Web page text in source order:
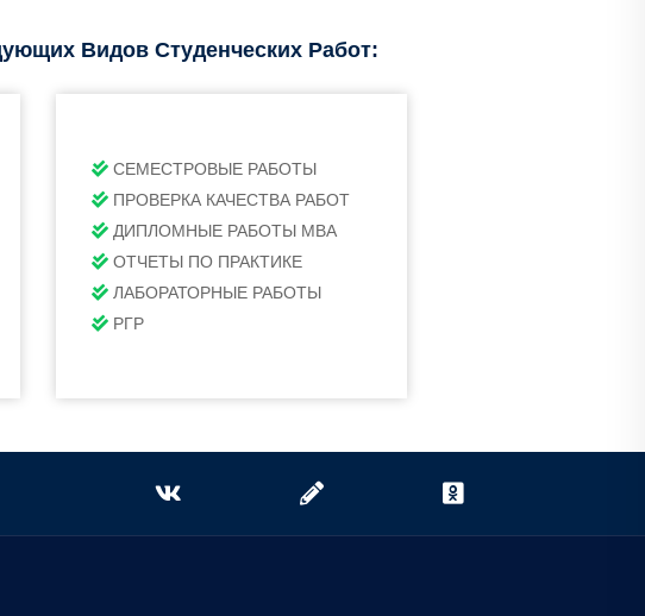
Видов Студенческих Работ:
СЕМЕСТРОВЫЕ РАБОТЫ
ПРОВЕРКА КАЧЕСТВА РАБОТ
ДИПЛОМНЫЕ РАБОТЫ МВА
ОТЧЕТЫ ПО ПРАКТИКЕ
ЛАБОРАТОРНЫЕ РАБОТЫ
РГР